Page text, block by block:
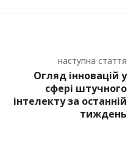
наступна стаття
Огляд інновацій у
сфері штучного
інтелекту за останній
тиждень